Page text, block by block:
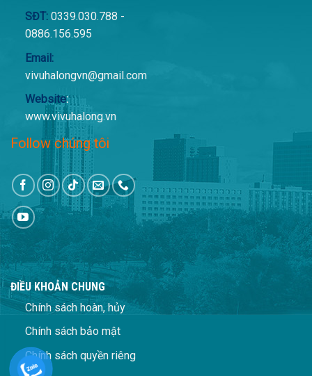
SĐT:0339.030.788 -
0886.156.595
Email:
vivuhalongvn@gmail.com
Website:
www.vivuhalong.vn
Follow chúng tôi
ĐIỀU KHOẢN CHUNG
Chính sách hoàn, hủy
Chính sách bảo mật
Chính sách quyền riêng
tư